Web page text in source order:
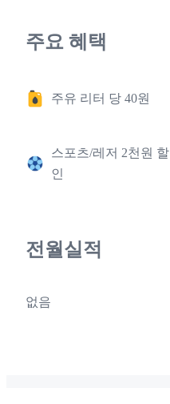
주요 혜택
주유 리터 당 40원
스포츠/레저 2천원 할
인
전월실적
없음